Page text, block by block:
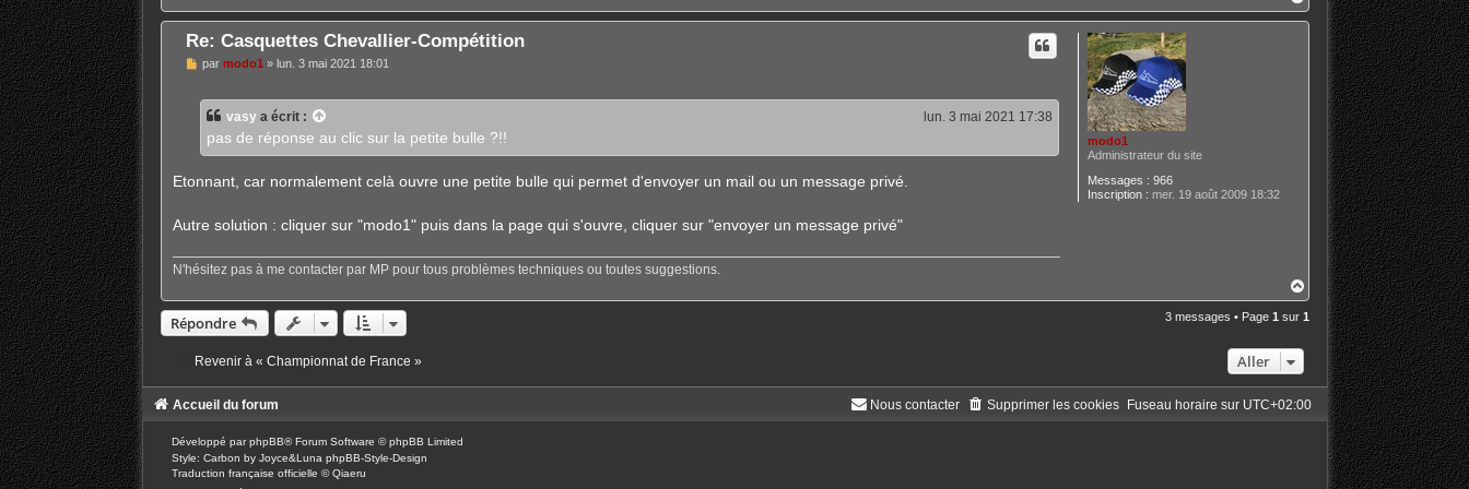
a
u
modo1
Administrateur du site
Messages : 966
Inscription : mer. 19 août 2009 18:32
Re: Casquettes Chevallier-Compétition
M
s
parmodo1 » lun. 3 mai 2021 18:01
vasya écrit : lun. 3 mai 2021 17:38
pas de réponse au clic sur la petite bulle ?!!
Etonnant, car normalement celà ouvre une petite bulle qui permet d'envoyer un mail ou un message privé.
Autre solution : cliquer sur "modo1" puis dans la page qui s'ouvre, cliquer sur "envoyer un message privé"
N'hésitez pas à me contacter par MP pour tous problèmes techniques ou toutes suggestions.
a
u
Répondre 3 messages • Page 1 sur 1
Revenir à « Championnat de France » Aller
Accueil du forum Fuseau horaire sur UTC+02:00
Supprimer les cookies
Nous contacter
Développé parphpBB® Forum Software © phpBB Limited
Style: Carbon by Joyce&Luna phpBB-Style-Design
Traduction française officielle ©Qiaeru